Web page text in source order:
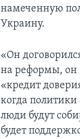
намеченную
Украину.
«Он
на реформы, он
«кредит
когда
люди будут
будет